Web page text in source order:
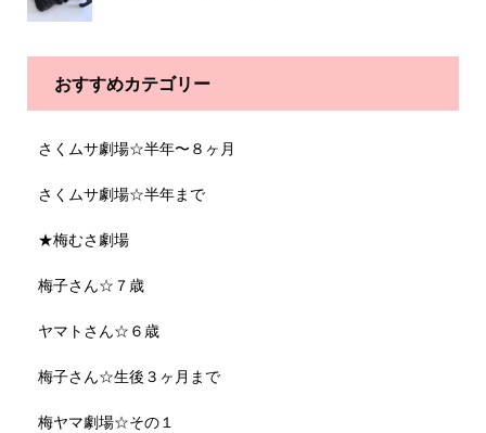
おすすめカテゴリー
さくムサ劇場☆半年〜８ヶ月
さくムサ劇場☆半年まで
★梅むさ劇場
梅子さん☆７歳
ヤマトさん☆６歳
梅子さん☆生後３ヶ月まで
梅ヤマ劇場☆その１